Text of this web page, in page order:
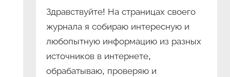
Здравствуйте! На страницах своего
журнала я собираю интересную и
любопытную информацию из разных
источников в интернете,
обрабатываю, проверяю и